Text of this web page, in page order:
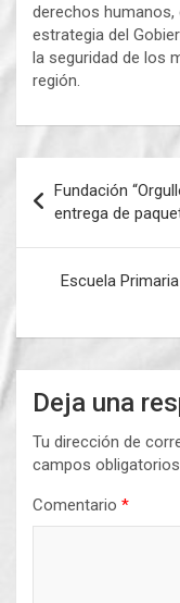
derechos
estrategia del
la seguridad de los
región.
de
entradas
Fundación
entrega de
Escuela
Deja una
Tu dirección de
campos
Comentario *